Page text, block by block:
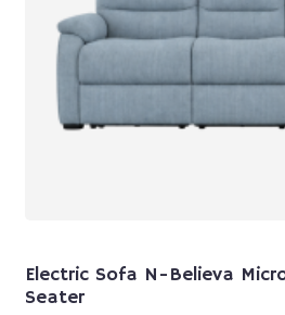
Electric Sofa N-Believa
Seater